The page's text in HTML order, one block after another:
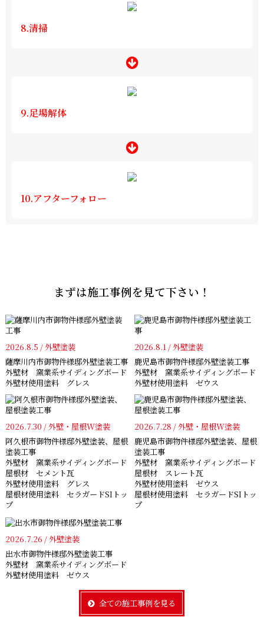
8.清掃
9.足場解体
10.アフターフォロー
まずは施工事例を見て下さい！
2026.8.5 / 外壁塗装
薩摩川内市御物件様邸外壁塗装工事
外壁材 窯業系サイディングボード
外壁材使用塗料 グレス
2026.8.1 / 外壁塗装
鹿児島市御物件様邸外壁塗装工事
外壁材 窯業系サイディングボード
外壁材使用塗料 ゼウス
2026.7.30 / 外壁・屋根W塗装
阿久根市御物件様邸外壁塗装、屋根
塗装工事
外壁材 窯業系サイディングボード
屋根材 セメント瓦
外壁材使用塗料 グレス
屋根材使用塗料 セラガードSIトッ
プ
2026.7.28 / 外壁・屋根W塗装
鹿児島市御物件様邸外壁塗装、屋根
塗装工事
外壁材 窯業系サイディングボード
屋根材 スレート瓦
外壁材使用塗料 ゼウス
屋根材使用塗料 セラガードSIトッ
プ
2026.7.26 / 外壁塗装
出水市御物件様邸外壁塗装工事
外壁材 窯業系サイディングボード
外壁材使用塗料 ゼウス
全ての施工事例を見る